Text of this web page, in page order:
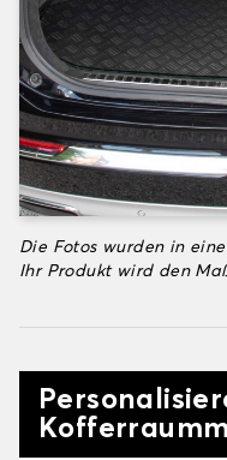
Die Fotos wurden in
Ihr Produkt wird den